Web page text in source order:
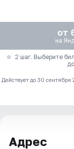
от
на
2 шаг. Выберите
Действует до 30
Адрес